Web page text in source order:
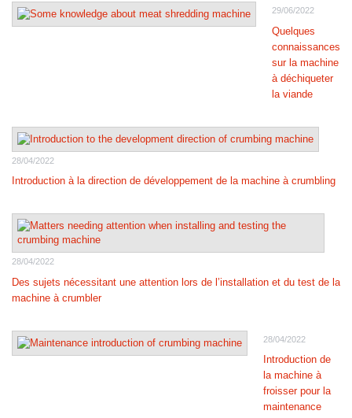
29/06/2022
Quelques
connaissances
sur la machine
à déchiqueter
la viande
28/04/2022
Introduction à la direction de développement de la machine à crumbling
28/04/2022
Des sujets nécessitant une attention lors de l’installation et du test de la
machine à crumbler
28/04/2022
Introduction de
la machine à
froisser pour la
maintenance